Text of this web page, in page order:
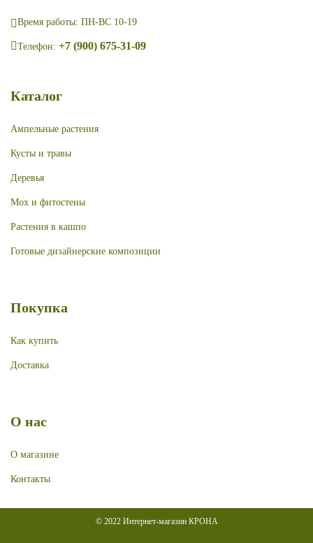
Время работы: ПН-ВС 10-19
Телефон: +7 (900) 675-31-09
Каталог
Ампельные растения
Кусты и травы
Деревья
Мох и фитостены
Растения в кашпо
Готовые дизайнерские композиции
Покупка
Как купить
Доставка
О нас
О магазине
Контакты
© 2022 Интернет-магазин КРОНА